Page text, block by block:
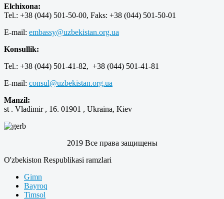
Elchixona:
Tel.: +38 (044) 501-50-00, Faks: +38 (044) 501-50-01
E-mail: embassy@uzbekistan.org.ua
Konsullik:
Tel.: +38 (044) 501-41-82, +38 (044) 501-41-81
E-mail: consul@uzbekistan.org.ua
Manzil:
st . Vladimir , 16. 01901 , Ukraina, Kiev
2019 Все права защищены
O'zbekiston Respublikasi ramzlari
Gimn
Bayroq
Timsol